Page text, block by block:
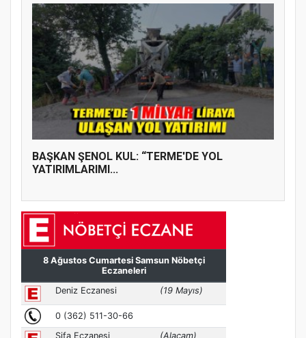
BAŞKAN ŞENOL KUL: “TERME'DE YOL
YATIRIMLARIMI...